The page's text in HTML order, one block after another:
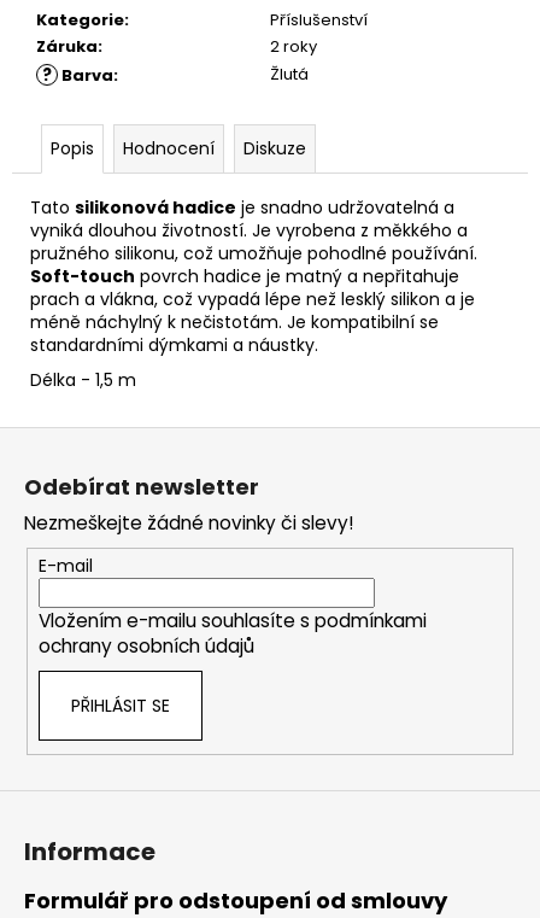
Kategorie:
Příslušenství
Záruka: 2 roky
? Barva: Žlutá
Popis Hodnocení Diskuze
Tato silikonová hadice je snadno udržovatelná a
vyniká dlouhou životností. Je vyrobena z měkkého a
pružného silikonu, což umožňuje pohodlné používání.
Soft-touch povrch hadice je matný a nepřitahuje
prach a vlákna, což vypadá lépe než lesklý silikon a je
méně náchylný k nečistotám. Je kompatibilní se
standardními dýmkami a náustky.
Délka - 1,5 m
Odebírat newsletter
Nezmeškejte žádné novinky či slevy!
E-mail
Vložením e-mailu souhlasíte s podmínkami
ochrany osobních údajů
PŘIHLÁSIT SE
Informace
Formulář pro odstoupení od smlouvy